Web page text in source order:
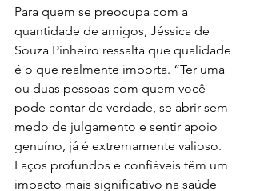
Para quem se preocupa com a
quantidade de amigos, Jéssica de
Souza Pinheiro ressalta que qualidade
é o que realmente importa. “Ter uma
ou duas pessoas com quem você
pode contar de verdade, se abrir sem
medo de julgamento e sentir apoio
genuíno, já é extremamente valioso.
Laços profundos e confiáveis têm um
impacto mais significativo na saúde